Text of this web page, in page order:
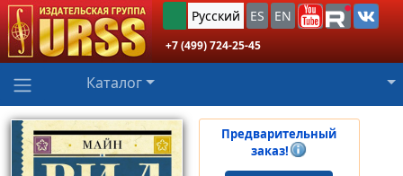
Русский ES EN
+7 (499) 724-25-45
Каталог
Предварительный
заказ!